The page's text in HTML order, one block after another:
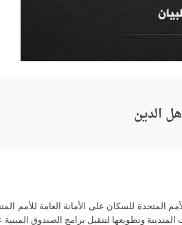
الدين
المتحدة للسكان على الأمانة العامة للأمم
المتدينة وتطويعها لتتقبل برامج الصندوق